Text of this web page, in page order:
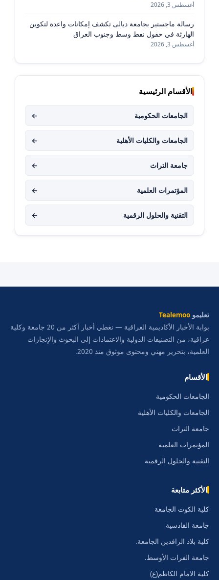
أغسطس 3, 2026
رسالة ماجستير بجامعة ديالى تكشف إمكانات واعدة لتكوين
الهارثة في حقول نفط وسط وجنوب العراق
أغسطس 3, 2026
الأقسام الرئيسية
الجامعات الحكومية ←
الجامعات والكليات الأهلية ←
جامعة التراث ←
المؤتمرات العلمية ←
التقنية والحلول الرقمية ←
تعليمو Tealemoo
بوابة الأخبار الأكاديمية العراقية — نغطي أخبار أكثر من 20 جامعة وكلية
عراقية، من التصنيفات الدولية والاعتمادات إلى البحوث والإنجازات
العلمية، بتحرير مهني ومحتوى موثوق منذ 2020.
الأقسام
الجامعات الحكومية
الجامعات والكليات الأهلية
جامعة التراث
المؤتمرات العلمية
التقنية والحلول الرقمية
الأكثر متابعة
كلية الكوت الجامعة
جامعة القادسية
كلية بلاد الرافدين الجامعة.
جامعة الفرات الأوسط.
كلية الامام الكاظم(ع)